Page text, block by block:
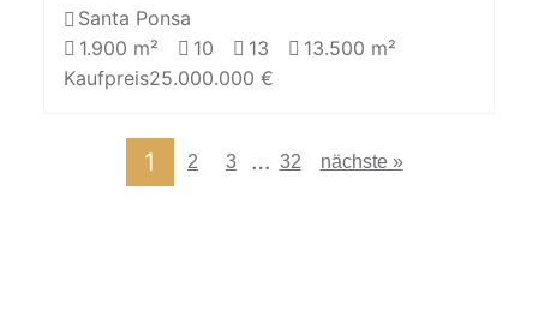
Santa Ponsa
1.900 m²
10 13
13.500 m²
Kaufpreis25.000.000 €
1 2 3 … 32 nächste »